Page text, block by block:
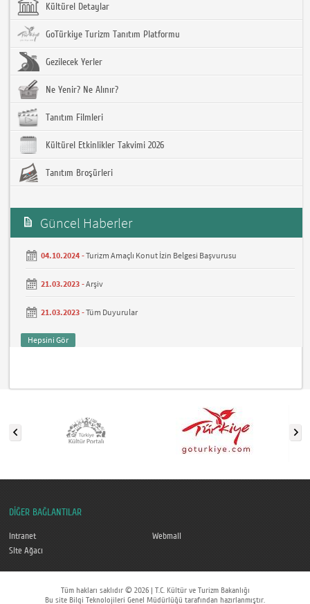
Kültürel Detaylar
GoTürkiye Turizm Tanıtım Platformu
Gezilecek Yerler
Ne Yenir? Ne Alınır?
Tanıtım Filmleri
Kültürel Etkinlikler Takvimi 2026
Tanıtım Broşürleri
Güncel Haberler
04.10.2024 -Turizm Amaçlı Konut İzin Belgesi Başvurusu
21.03.2023 -Arşiv
21.03.2023 -Tüm Duyurular
Hepsini Gör
DİĞER BAĞLANTILAR
Intranet
Webmail
Site Ağacı
Tüm hakları saklıdır © 2026 | T.C. Kültür ve Turizm Bakanlığı
Bu site Bilgi Teknolojileri Genel Müdürlüğü tarafından hazırlanmıştır.